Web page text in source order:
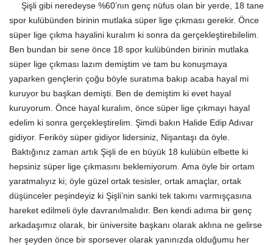
Şişli gibi neredeyse %60’nın genç nüfus olan bir yerde, 18 tane
spor kulübünden birinin mutlaka süper lige çıkması gerekir. Önce
süper lige çıkma hayalini kuralım ki sonra da gerçekleştirebilelim.
Ben bundan bir sene önce 18 spor kulübünden birinin mutlaka
süper lige çıkması lazım demiştim ve tam bu konuşmaya
yaparken gençlerin çoğu böyle suratıma bakıp acaba hayal mi
kuruyor bu başkan demişti. Ben de demiştim ki evet hayal
kuruyorum. Önce hayal kuralım, önce süper lige çıkmayı hayal
edelim ki sonra gerçekleştirelim. Şimdi bakın Halide Edip Adıvar
gidiyor. Feriköy süper gidiyor lidersiniz, Nişantaşı da öyle.
Baktığınız zaman artık Şişli de en büyük 18 kulübün elbette ki
hepsiniz süper lige çıkmasını beklemiyorum. Ama öyle bir ortam
yaratmalıyız ki; öyle güzel ortak tesisler, ortak amaçlar, ortak
düşünceler peşindeyiz ki Şişli’nin sanki tek takımı varmışçasına
hareket edilmeli öyle davranılmalıdır. Ben kendi adıma bir genç
arkadaşımız olarak, bir üniversite başkanı olarak aklına ne gelirse
her şeyden önce bir sporsever olarak yanınızda olduğumu her